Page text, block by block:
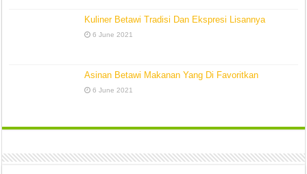
Kuliner Betawi Tradisi Dan Ekspresi Lisannya
6 June 2021
Asinan Betawi Makanan Yang Di Favoritkan
6 June 2021